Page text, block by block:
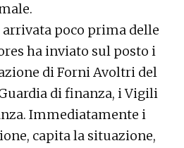
arrivata poco prima delle
ha inviato sul posto i
di Forni Avoltri del
di finanza, i Vigili
Immediatamente i
capita la situazione,